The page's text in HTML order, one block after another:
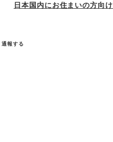
日本国内にお住まいの方向け
通報する